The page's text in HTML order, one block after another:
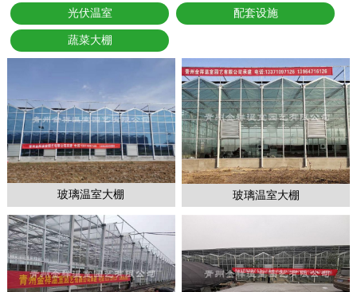
光伏温室 配套设施
蔬菜大棚
玻璃温室大棚 玻璃温室大棚